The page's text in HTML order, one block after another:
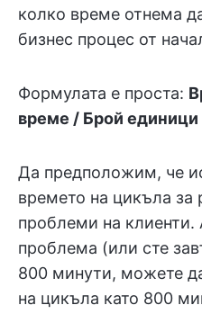
колко време отнема
бизнес процес от
Формулата е проста:
време / Брой
Да предположим, че
времето на цикъла за
проблеми на
проблема (или сте
800 минути, можете
на цикъла като 800